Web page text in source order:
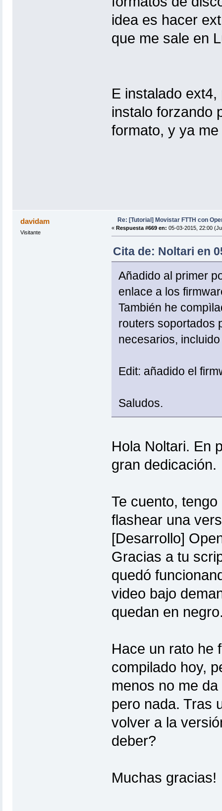
idea es hacer
que me sale en
E instalado
instalo forzando
formato, y ya
davidam
Visitante
Re: [Tutorial] Movistar FTTH con
« Respuesta #669 en: 05-03-2015, 22:00
Cita de: Noltari en
Añadido al primer
enlace a los
También he
routers soportados
necesarios,
Edit: añadido el
Saludos.
Hola Noltari. En
gran dedicación.
Te cuento,
flashear una
[Desarrollo]
Gracias a tu
quedó
video bajo
quedan en
Hace un rato he
compilado hoy,
menos no me
pero nada. Tras
volver a la
deber?
Muchas gracias!